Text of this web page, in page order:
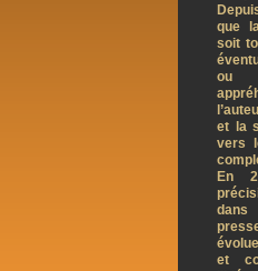
que
soit
ou
et la
vers
En
dans
et